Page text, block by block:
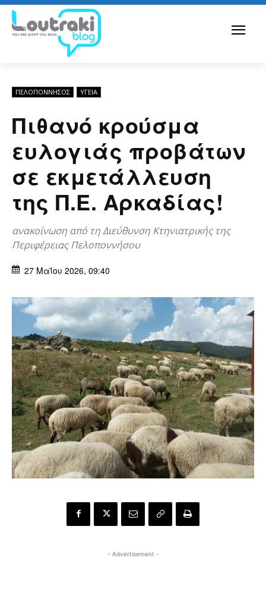
ΠΕΛΟΠΌΝΝΗΣΟΣ ΥΓΕΙΑ
Πιθανό κρούσμα
ευλογιάς προβάτων
σε εκμετάλλευση
της Π.Ε. Αρκαδίας!
ανακοίνωση από τη Διεύθυνση Κτηνιατρικής της
Περιφέρειας Πελοποννήσου
27 Μαΐου 2026, 09:40
- Advertisement -